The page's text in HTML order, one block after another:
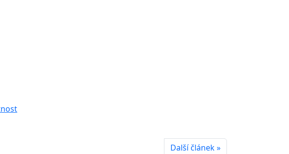
Další článek »